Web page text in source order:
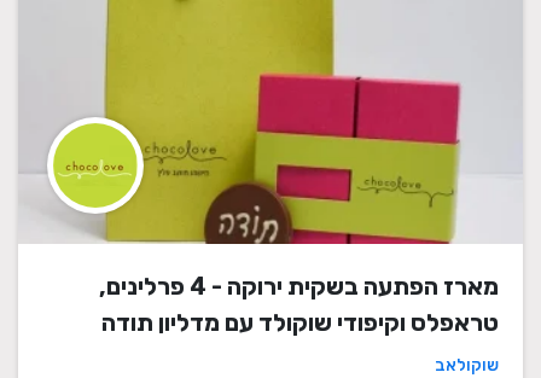
מארז הפתעה בשקית ירוקה - 4 פרלינים,
טראפלס וקיפודי שוקולד עם מדליון תודה
שוקולאב